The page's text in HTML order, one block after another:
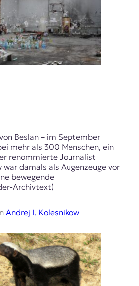
Beslan – im September
mehr als 300 Menschen, ein
renommierte Journalist
war damals als Augenzeuge vor
bewegende
Archivtext)
Andrej I. Kolesnikow